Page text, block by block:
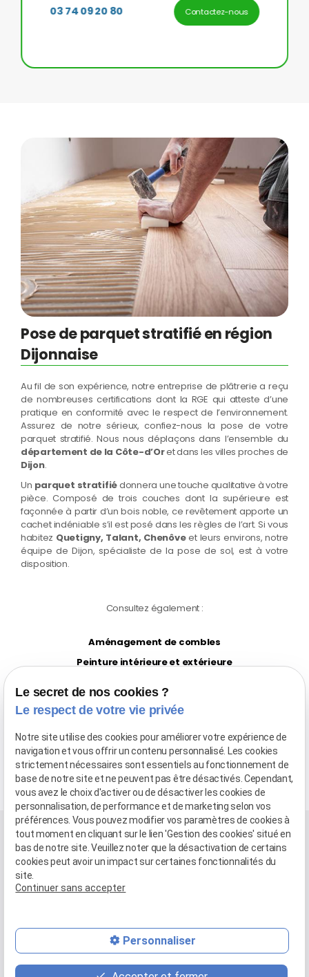
03 74 09 20 80 Contactez-nous
Pose de parquet stratifié en région
Dijonnaise
Au fil de son expérience, notre entreprise de plâtrerie a reçu
de nombreuses certifications dont la RGE qui atteste d’une
pratique en conformité avec le respect de l’environnement.
Assurez de notre sérieux, confiez-nous la pose de votre
parquet stratifié. Nous nous déplaçons dans l’ensemble du
département de la Côte-d’Oret dans les villes proches de
Dijon.
Un parquet stratifiédonnera une touche qualitative à votre
pièce. Composé de trois couches dont la supérieure est
façonnée à partir d’un bois noble, ce revêtement apporte un
cachet indéniable s’il est posé dans les règles de l’art. Si vous
habitez Quetigny, Talant, Chenôveet leurs environs, notre
équipe de Dijon, spécialiste de la pose de sol, est à votre
disposition.
Consultez également :
Aménagement de combles
Peinture intérieure et extérieure
La qualité est notre métier
Nous contacter
Le secret de nos cookies ?
Le respect de votre vie privée
Notre site utilise des cookies pour améliorer votre expérience de
navigation et vous offrir un contenu personnalisé. Les cookies
strictement nécessaires sont essentiels au fonctionnement de
base de notre site et ne peuvent pas être désactivés. Cependant,
vous avez le choix d'activer ou de désactiver les cookies de
personnalisation, de performance et de marketing selon vos
préférences. Vous pouvez modifier vos paramètres de cookies à
tout moment en cliquant sur le lien 'Gestion des cookies' situé en
bas de notre site. Veuillez noter que la désactivation de certains
cookies peut avoir un impact sur certaines fonctionnalités du
site.
Continuer sans accepter
Personnaliser